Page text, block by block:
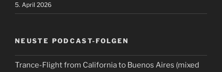
5. April 2026
NEUSTE PODCAST-FOLGEN
Trance-Flight from California to Buenos Aires (mixed